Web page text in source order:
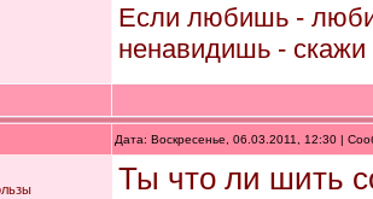
Если любишь - люби
ненавидишь - скажи
Дата: Воскресенье, 06.03.2011, 12:30 |
Ты что ли шить